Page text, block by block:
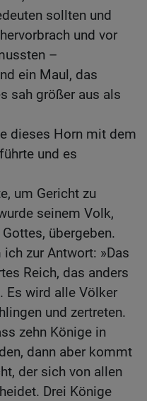
sollten und
und vor
–
ein Maul, das
sah größer aus als
dieses Horn mit dem
und es
um Gericht zu
seinem Volk,
übergeben.
zur Antwort: »Das
Reich, das anders
Es wird alle Völker
und zertreten.
zehn Könige in
dann aber kommt
der sich von allen
Drei Könige